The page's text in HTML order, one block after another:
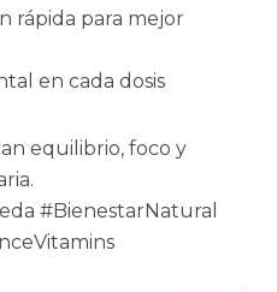
rápida para mejor
en cada dosis
equilibrio, foco y
#BienestarNatural